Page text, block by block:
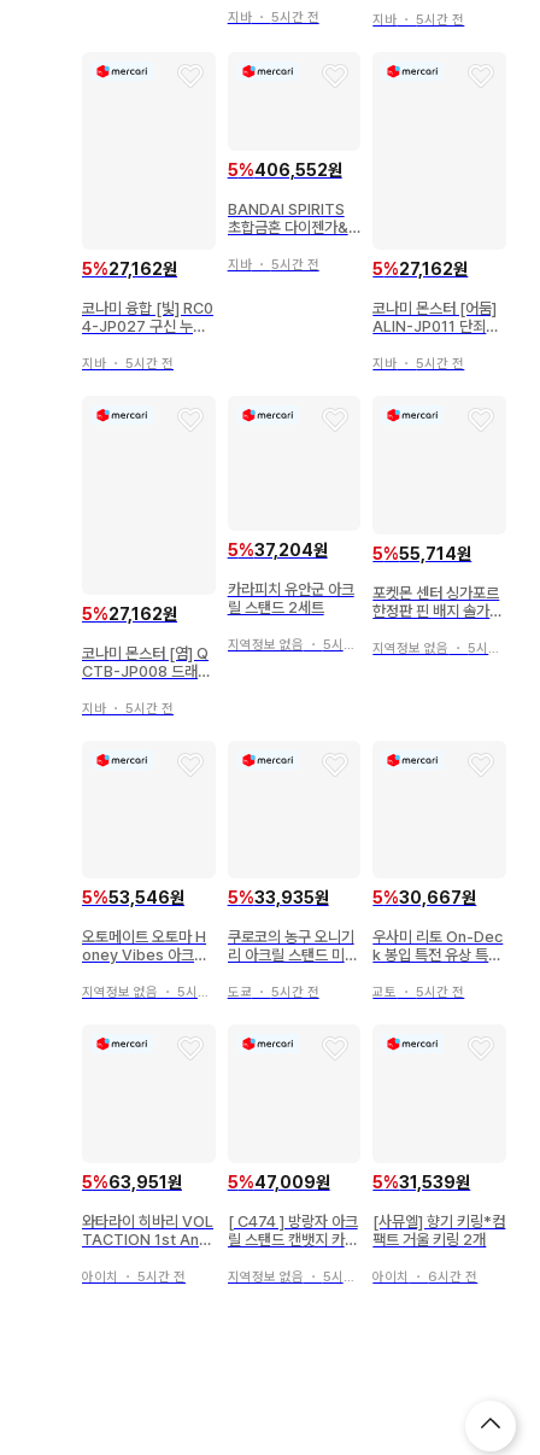
시크
지바・ 5시간 전 지바 ・5시간 전
5%27,162원
코나미 융합 [빛] RC0
4-JP027 구신 누토
지바 ・ 5시간 전
5%406,552원
BANDAI SPIRITS
초합금혼 다이젠가&
R
지바・ 5시간 전 5%27,162원
코나미 몬스터 [어둠]
ALIN-JP011 단죄의
지바 ・5시간 전
5%27,162원
코나미 몬스터 [염] Q
CTB-JP008 드래곤
지바 ・ 5시간 전
5%37,204원
카라피치 유안군 아크
릴 스탠드 2세트
지역정보 없음 ・ 5시간 전
5%55,714원
포켓몬 센터 싱가포르
한정판 핀 배지 솔가레
지역정보 없음 ・5시간 전
5%53,546원
오토메이트 오토마 H
oney Vibes 아크릴
지역정보 없음 ・ 5시간 전
5%33,935원
쿠로코의 농구 오니기
리 아크릴 스탠드 미야
도쿄 ・ 5시간 전
5%30,667원
우사미 리토 On-Dec
k 봉입 특전 유상 특전
스티커
교토 ・5시간 전
5%63,951원
와타라이 히바리 VOL
TACTION 1st Anni
아이치 ・ 5시간 전
5%47,009원
[ C474 ] 방랑자 아크
릴 스탠드 캔뱃지 카드
지역정보 없음 ・ 5시간 전
5%31,539원
[사뮤엘] 향기 키링*컴
팩트 거울 키링 2개
아이치 ・ 6시간 전